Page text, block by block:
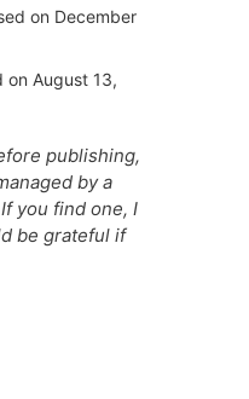
on December
on August 13,
publishing,
by a
you find one, I
be grateful if